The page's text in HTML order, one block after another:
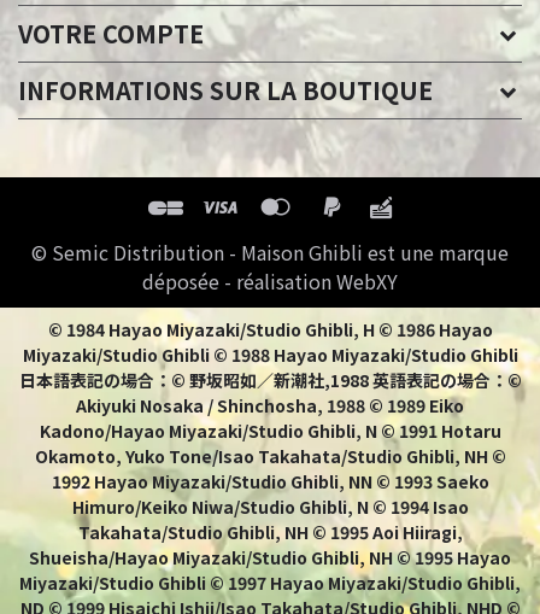
VOTRE COMPTE
INFORMATIONS SUR LA BOUTIQUE
© Semic Distribution - Maison Ghibli est une marque
déposée - réalisation WebXY
© 1984 Hayao Miyazaki/Studio Ghibli, H © 1986 Hayao
Miyazaki/Studio Ghibli © 1988 Hayao Miyazaki/Studio Ghibli
日本語表記の場合：© 野坂昭如／新潮社,1988 英語表記の場合：©
Akiyuki Nosaka / Shinchosha, 1988 © 1989 Eiko
Kadono/Hayao Miyazaki/Studio Ghibli, N © 1991 Hotaru
Okamoto, Yuko Tone/Isao Takahata/Studio Ghibli, NH ©
1992 Hayao Miyazaki/Studio Ghibli, NN © 1993 Saeko
Himuro/Keiko Niwa/Studio Ghibli, N © 1994 Isao
Takahata/Studio Ghibli, NH © 1995 Aoi Hiiragi,
Shueisha/Hayao Miyazaki/Studio Ghibli, NH © 1995 Hayao
Miyazaki/Studio Ghibli © 1997 Hayao Miyazaki/Studio Ghibli,
ND © 1999 Hisaichi Ishii/Isao Takahata/Studio Ghibli, NHD ©